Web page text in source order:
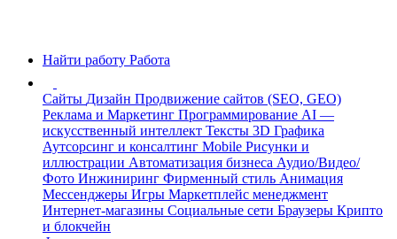
Найти работу Работа
Сайты Дизайн Продвижение сайтов (SEO, GEO)
Реклама и Маркетинг Программирование AI —
искусственный интеллект Тексты 3D Графика
Аутсорсинг и консалтинг Mobile Рисунки и
иллюстрации Автоматизация бизнеса Аудио/Видео/
Фото Инжиниринг Фирменный стиль Анимация
Мессенджеры Игры Маркетплейс менеджмент
Интернет-магазины Социальные сети Браузеры Крипто
и блокчейн